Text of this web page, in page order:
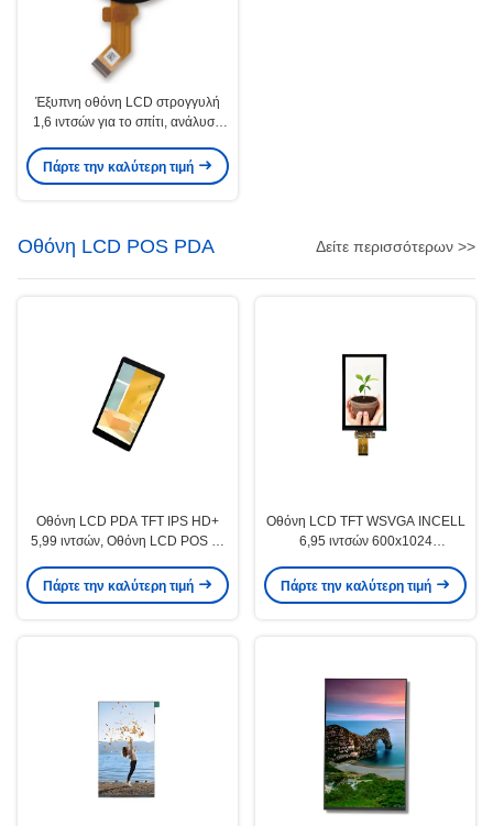
Έξυπνη οθόνη LCD στρογγυλή
1,6 ιντσών για το σπίτι, ανάλυση
Πάρτε την καλύτερη τιμή
Οθόνη LCD POS PDA Δείτε περισσότερων >>
Οθόνη LCD PDA TFT IPS HD+
5,99 ιντσών, Οθόνη LCD POS με
Πάρτε την καλύτερη τιμή
Οθόνη LCD TFT WSVGA INCELL
6,95 ιντσών 600x1024
Πάρτε την καλύτερη τιμή